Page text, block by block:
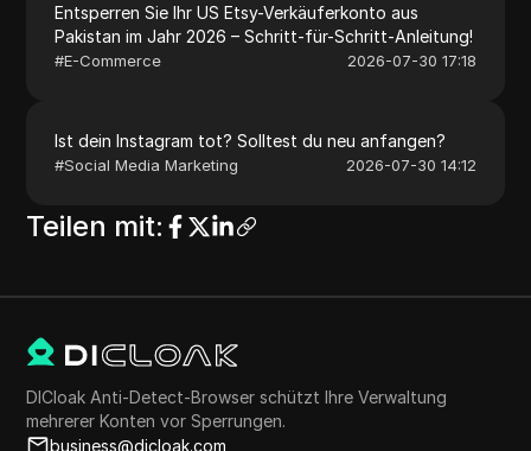
Entsperren Sie Ihr US Etsy-Verkäuferkonto aus
Pakistan im Jahr 2026 – Schritt-für-Schritt-Anleitung!
#E-Commerce 2026-07-30 17:18
Ist dein Instagram tot? Solltest du neu anfangen?
#Social Media Marketing 2026-07-30 14:12
Teilen mit:
DICloak Anti-Detect-Browser schützt Ihre Verwaltung
mehrerer Konten vor Sperrungen.
business@dicloak.com